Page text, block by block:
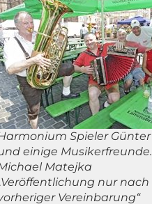
Spieler
einige
Matejka
nur nach
Vereinbarung“